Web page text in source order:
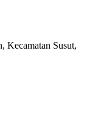
Kecamatan Susut,